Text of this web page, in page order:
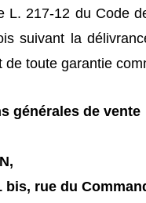
L. 217‑12 du Code
suivant la
de toute garantie
générales de vente
bis, rue du